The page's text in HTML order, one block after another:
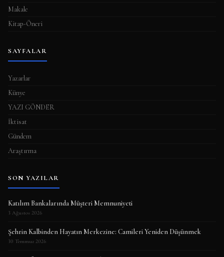
Makale
Kitap-Öneri
SAYFALAR
Yazarlar
Künye
YAZI GÖNDER
İktisat
Gündem
Araştırma
SON YAZILAR
Katılım Bankalarında Müşteri Memnuniyeti
3 Ağustos 2026
Şehrin Kalbinden Hayatın Merkezine: Camileri Yeniden Düşünmek
30 Temmuz 2026